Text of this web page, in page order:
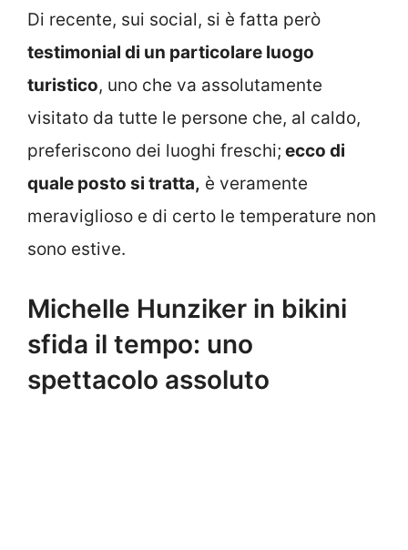
Di recente, sui social, si è fatta però
testimonial di un particolare luogo
turistico, uno che va assolutamente
visitato da tutte le persone che, al caldo,
preferiscono dei luoghi freschi; ecco di
quale posto si tratta, è veramente
meraviglioso e di certo le temperature non
sono estive.
Michelle Hunziker in bikini
sfida il tempo: uno
spettacolo assoluto